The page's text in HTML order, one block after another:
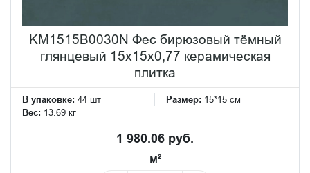
KM1515B0030N Фес бирюзовый тёмный
глянцевый 15x15x0,77 керамическая
плитка
В упаковке: 44 шт Размер: 15*15 см
Вес: 13.69 кг
1 980.06 руб.
м²